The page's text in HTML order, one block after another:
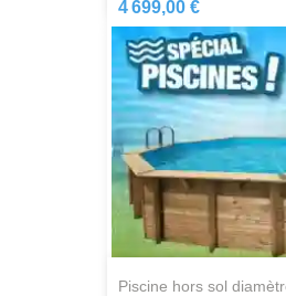
4 699,00 €
piscine hors sol